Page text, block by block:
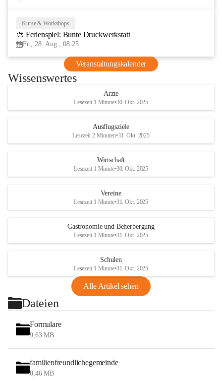
Kurse & Workshops
🎨 Ferienspiel: Bunte Druckwerkstatt
Fr., 28. Aug., 08:25
Veranstaltungskalender
Wissenswertes
Ärzte
Lesezeit 1 Minute•30. Okt. 2025
Ausflugsziele
Lesezeit 2 Minuten•31. Okt. 2025
Wirtschaft
Lesezeit 1 Minute•30. Okt. 2025
Vereine
Lesezeit 1 Minute•31. Okt. 2025
Gastronomie und Beherbergung
Lesezeit 1 Minute•31. Okt. 2025
Schulen
Lesezeit 1 Minute•31. Okt. 2025
Alle Artikel sehen
Dateien
Formulare
9,63 MB
familienfreundlichegemeinde
0,46 MB